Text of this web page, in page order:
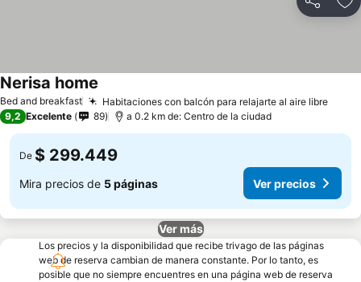
Compartir
Bed and breakfast Habitaciones con balcón para relajarte al aire libre
Nerisa home
9,2 Excelente 89 a 0.2 km de: Centro de la ciudad
De $ 299.449
Mira precios de 5 páginas Ver precios
Ver más
Los precios y la disponibilidad que recibe trivago de las páginas
web de reserva cambian de manera constante. Por lo tanto, es
posible que no siempre encuentres en una página web de reserva